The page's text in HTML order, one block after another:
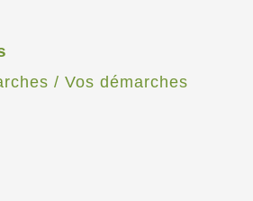
/ Vos démarches